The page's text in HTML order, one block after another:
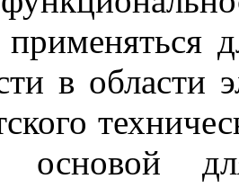
в области
основой